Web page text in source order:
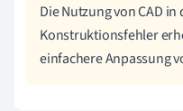
Die Nutzung von CAD
Konstruktionsfehler
einfachere Anpassung